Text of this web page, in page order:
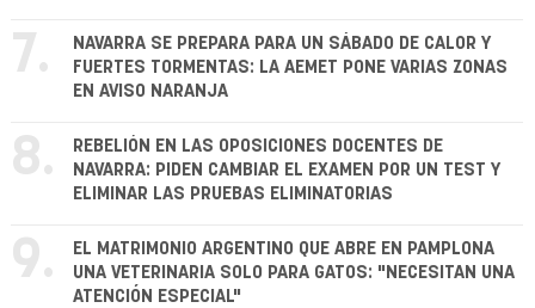
7.
NAVARRA SE PREPARA PARA UN SÁBADO DE CALOR Y
FUERTES TORMENTAS: LA AEMET PONE VARIAS ZONAS
EN AVISO NARANJA
8.
REBELIÓN EN LAS OPOSICIONES DOCENTES DE
NAVARRA: PIDEN CAMBIAR EL EXAMEN POR UN TEST Y
ELIMINAR LAS PRUEBAS ELIMINATORIAS
9.
EL MATRIMONIO ARGENTINO QUE ABRE EN PAMPLONA
UNA VETERINARIA SOLO PARA GATOS: "NECESITAN UNA
ATENCIÓN ESPECIAL"